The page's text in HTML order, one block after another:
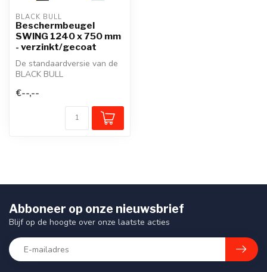
BLACK BULL
Beschermbeugel
SWING 1240 x 750 mm
- verzinkt/gecoat
De standaardversie van de
BLACK BULL
met extra polyu...
€--,--
Abboneer op onze nieuwsbrief
Blijf op de hoogte over onze laatste acties